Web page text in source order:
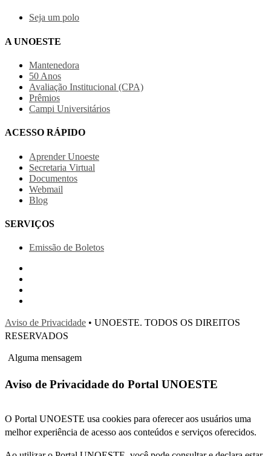
Seja um polo
A UNOESTE
Mantenedora
50 Anos
Avaliação Institucional (CPA)
Prêmios
Campi Universitários
ACESSO RÁPIDO
Aprender Unoeste
Secretaria Virtual
Documentos
Webmail
Blog
SERVIÇOS
Emissão de Boletos
Aviso de Privacidade • UNOESTE. TODOS OS DIREITOS
RESERVADOS
Alguma mensagem
Aviso de Privacidade do Portal UNOESTE
O Portal UNOESTE usa cookies para oferecer aos usuários uma
melhor experiência de acesso aos conteúdos e serviços oferecidos.